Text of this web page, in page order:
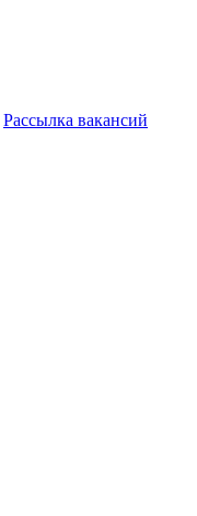
Рассылка вакансий